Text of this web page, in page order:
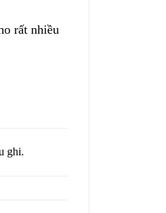
rất nhiều
ghi.